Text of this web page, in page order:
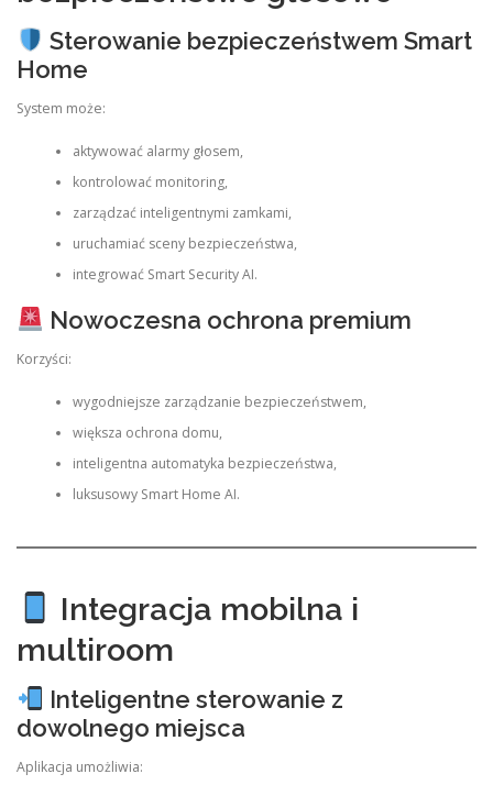
Sterowanie bezpieczeństwem Smart
Home
System może:
aktywować alarmy głosem,
kontrolować monitoring,
zarządzać inteligentnymi zamkami,
uruchamiać sceny bezpieczeństwa,
integrować Smart Security AI.
Nowoczesna ochrona premium
Korzyści:
wygodniejsze zarządzanie bezpieczeństwem,
większa ochrona domu,
inteligentna automatyka bezpieczeństwa,
luksusowy Smart Home AI.
Integracja mobilna i
multiroom
Inteligentne sterowanie z
dowolnego miejsca
Aplikacja umożliwia: